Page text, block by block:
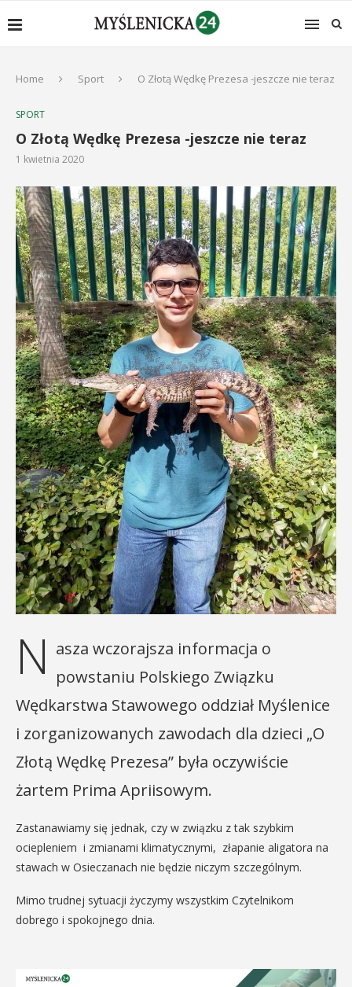
Home Sport O Złotą Wędkę Prezesa -jeszcze nie teraz
SPORT
O Złotą Wędkę Prezesa -jeszcze nie teraz
1 kwietnia 2020
N asza wczorajsza informacja o
powstaniu Polskiego Związku
Wędkarstwa Stawowego oddział Myślenice
i zorganizowanych zawodach dla dzieci „O
Złotą Wędkę Prezesa” była oczywiście
żartem Prima Apriisowym.
Zastanawiamy się jednak, czy w związku z tak szybkim
ociepleniem i zmianami klimatycznymi, złapanie aligatora na
stawach w Osieczanach nie będzie niczym szczególnym.
Mimo trudnej sytuacji życzymy wszystkim Czytelnikom
dobrego i spokojnego dnia.